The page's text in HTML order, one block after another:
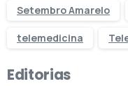
Setembro Amarelo
telemedicina
Editorias